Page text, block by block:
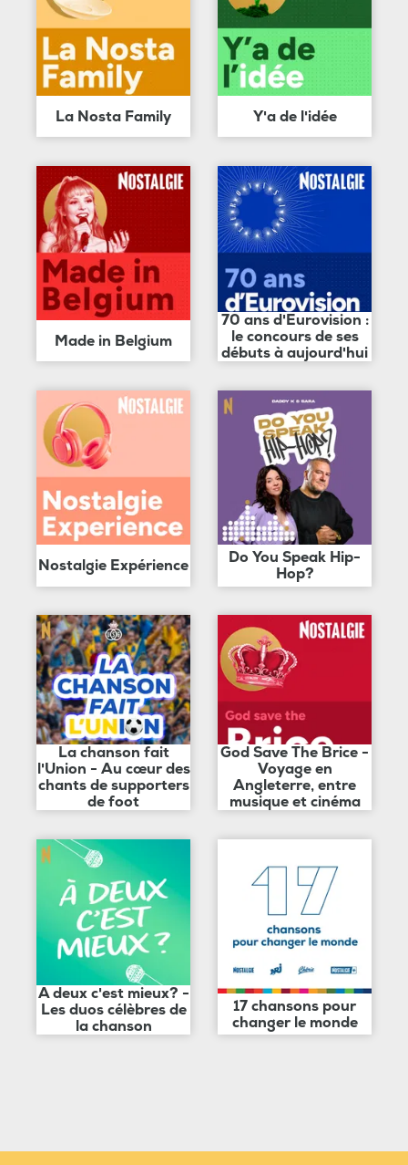
La Nosta Family Y'a de l'idée
Made in Belgium
70 ans d'Eurovision :
le concours de ses
débuts à aujourd'hui
Nostalgie Expérience
Do You Speak Hip-
Hop?
La chanson fait
l'Union - Au cœur des
chants de supporters
de foot
God Save The Brice -
Voyage en
Angleterre, entre
musique et cinéma
A deux c'est mieux? -
Les duos célèbres de
la chanson
17 chansons pour
changer le monde